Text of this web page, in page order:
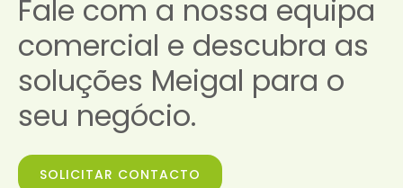
Fale com a nossa equipa
comercial e descubra as
soluções Meigal para o
seu negócio.
SOLICITAR CONTACTO